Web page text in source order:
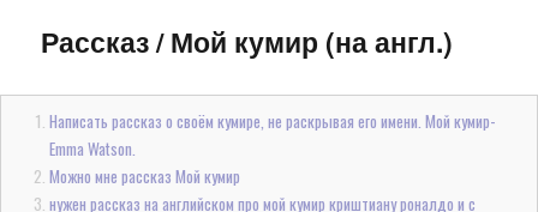
Рассказ/Мой кумир (на англ.)
Написать рассказ о своём кумире, не раскрывая его имени. Мой кумир-
Emma Watson.
Можно мне рассказ Мой кумир
нужен рассказ на английском про мой кумир криштиану роналдо и с